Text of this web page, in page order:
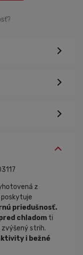
z
priedušnosť.
chladom ti
strih.
i bežné